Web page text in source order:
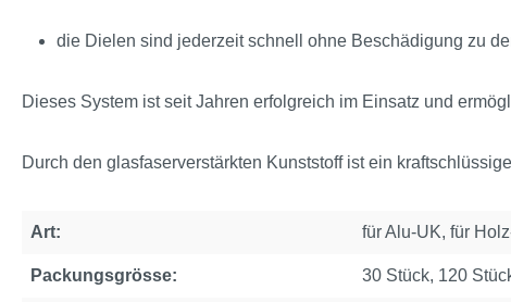
die Dielen sind jederzeit schnell ohne Beschädigung zu
Dieses System ist seit Jahren erfolgreich im Einsatz und
Durch den glasfaserverstärkten Kunststoff ist ein
Art: für Alu-UK, für
Packungsgrösse: 30 Stück, 120